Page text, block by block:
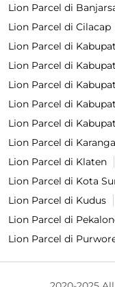
Lion Parcel di
Lion Parcel di Cilacap
Lion Parcel di
Lion Parcel di
Lion Parcel di
Lion Parcel di
Lion Parcel di
Lion Parcel di
Lion Parcel di Klaten
Lion Parcel di Kota
Lion Parcel di Kudus
Lion Parcel di
Lion Parcel di